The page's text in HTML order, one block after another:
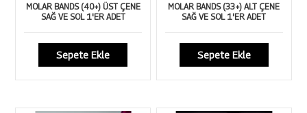
MOLAR BANDS (40+) ÜST ÇENE
SAĞ VE SOL 1'ER ADET
Sepete Ekle
MOLAR BANDS (33+) ALT ÇENE
SAĞ VE SOL 1'ER ADET
Sepete Ekle